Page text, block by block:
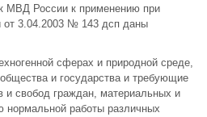
МВД России к применению при
от 3.04.2003 № 143 дсп даны
сферах и природной среде,
и государства и требующие
и свобод граждан, материальных и
нормальной работы различных